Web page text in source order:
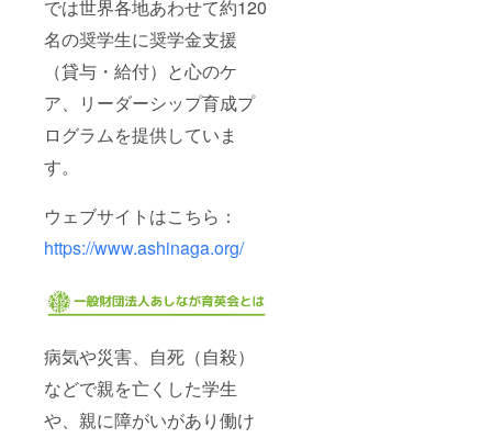
では世界各地あわせて約120
名の奨学生に奨学金支援
（貸与・給付）と心のケ
ア、リーダーシップ育成プ
ログラムを提供していま
す。
ウェブサイトはこちら：
https://www.ashinaga.org/
病気や災害、自死（自殺）
などで親を亡くした学生
や、親に障がいがあり働け